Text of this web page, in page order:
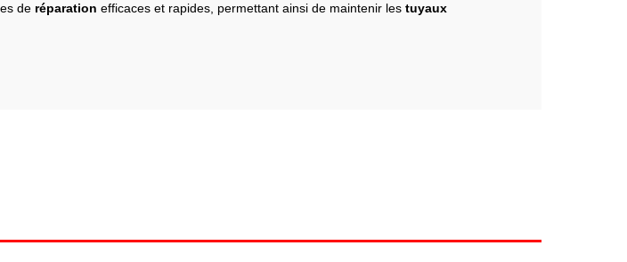
de réparation efficaces et rapides, permettant ainsi de maintenir les tuyaux